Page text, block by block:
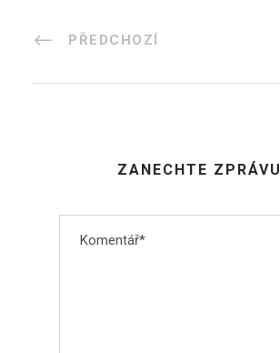
PŘEDCHOZÍ
ZANECHTE ZPRÁVU